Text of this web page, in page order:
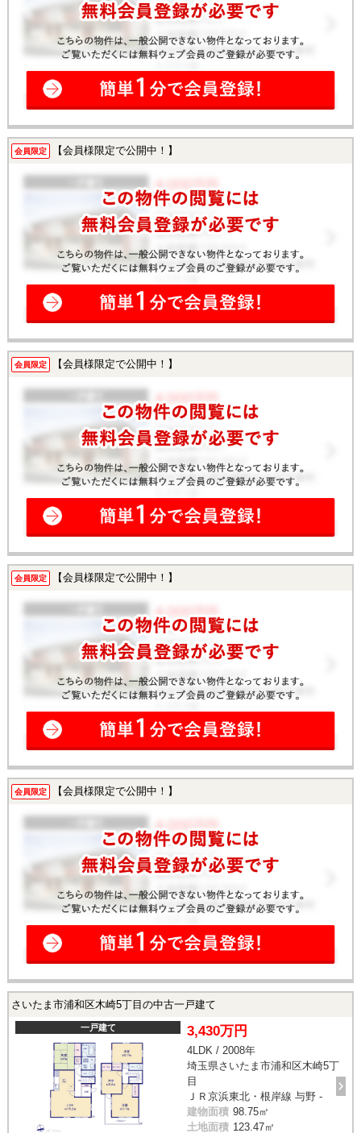
会員限定 【会員様限定で公開中！】
会員限定 【会員様限定で公開中！】
会員限定 【会員様限定で公開中！】
会員限定 【会員様限定で公開中！】
さいたま市浦和区木崎5丁目の中古一戸建て
一戸建て 3,430万円
4LDK / 2008年
埼玉県さいたま市浦和区木崎5丁
目
ＪＲ京浜東北・根岸線 与野 -
建物面積 98.75㎡
土地面積 123.47㎡